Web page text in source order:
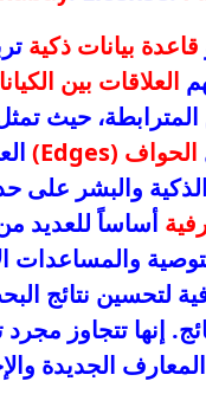
قاعدة بيانات ذكية
العلاقات بين
حيث
الحواف (Edges)
الذكية والبشر
أساساً للعديد
والمساعدات
لتحسين نتائج
إنها تتجاوز مجرد
الجديدة